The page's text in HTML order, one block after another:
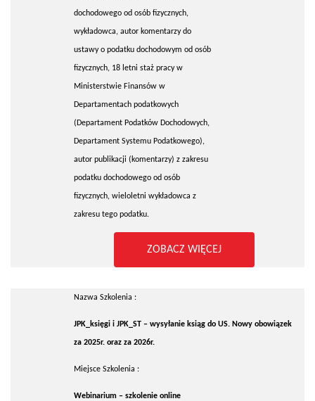
dochodowego od osób fizycznych,
wykładowca, autor komentarzy do
ustawy o podatku dochodowym od osób
fizycznych, 18 letni staż pracy w
Ministerstwie Finansów w
Departamentach podatkowych
(Departament Podatków Dochodowych,
Departament Systemu Podatkowego),
autor publikacji (komentarzy) z zakresu
podatku dochodowego od osób
fizycznych, wieloletni wykładowca z
zakresu tego podatku.
ZOBACZ WIĘCEJ
Nazwa Szkolenia :
JPK_księgi i JPK_ST – wysyłanie ksiąg do US. Nowy obowiązek
za 2025r. oraz za 2026r.
Miejsce Szkolenia :
Webinarium – szkolenie online